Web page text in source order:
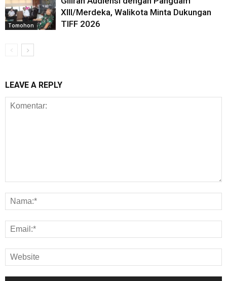
Tomohon
XIII/Merdeka, Walikota Minta Dukungan
TIFF 2026
LEAVE A REPLY